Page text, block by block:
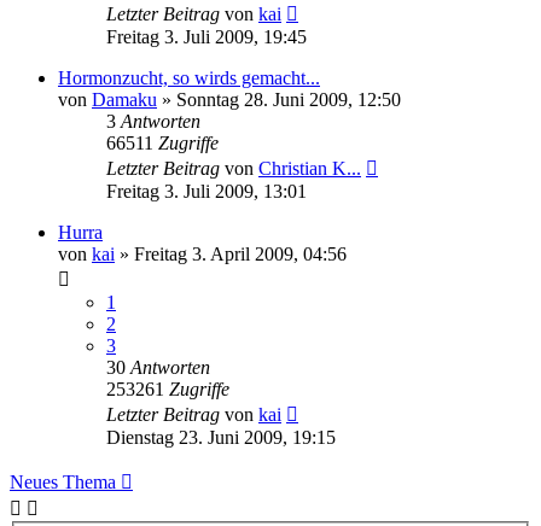
Letzter Beitrag von kai
Freitag 3. Juli 2009, 19:45
Hormonzucht, so wirds gemacht...
von Damaku » Sonntag 28. Juni 2009, 12:50
3 Antworten
66511 Zugriffe
Letzter Beitrag von Christian K...
Freitag 3. Juli 2009, 13:01
Hurra
von kai » Freitag 3. April 2009, 04:56
1
2
3
30 Antworten
253261 Zugriffe
Letzter Beitrag von kai
Dienstag 23. Juni 2009, 19:15
Neues Thema